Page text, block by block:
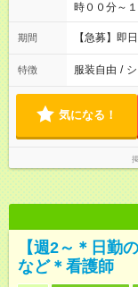
期間 【急募】即
特徴 服装自由 /
気になる！
【週2～＊日勤
など＊看護師